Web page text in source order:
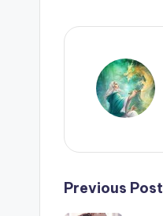
Post
Previous Post